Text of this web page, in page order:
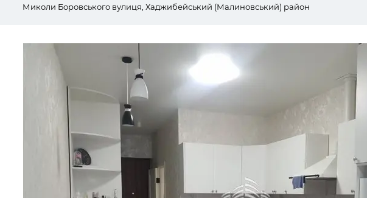
Миколи Боровського вулиця, Хаджибейський (Малиновський) район